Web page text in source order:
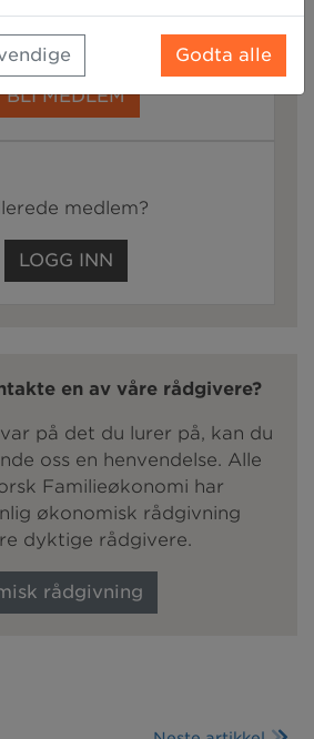
medlemsfordeler
BLI MEDLEM
medlem?
LOGG INN
en av våre rådgivere?
på det du lurer på, kan du
oss en henvendelse. Alle
Familieøkonomi har
økonomisk rådgivning
dyktige rådgivere.
rådgivning
Godta alle